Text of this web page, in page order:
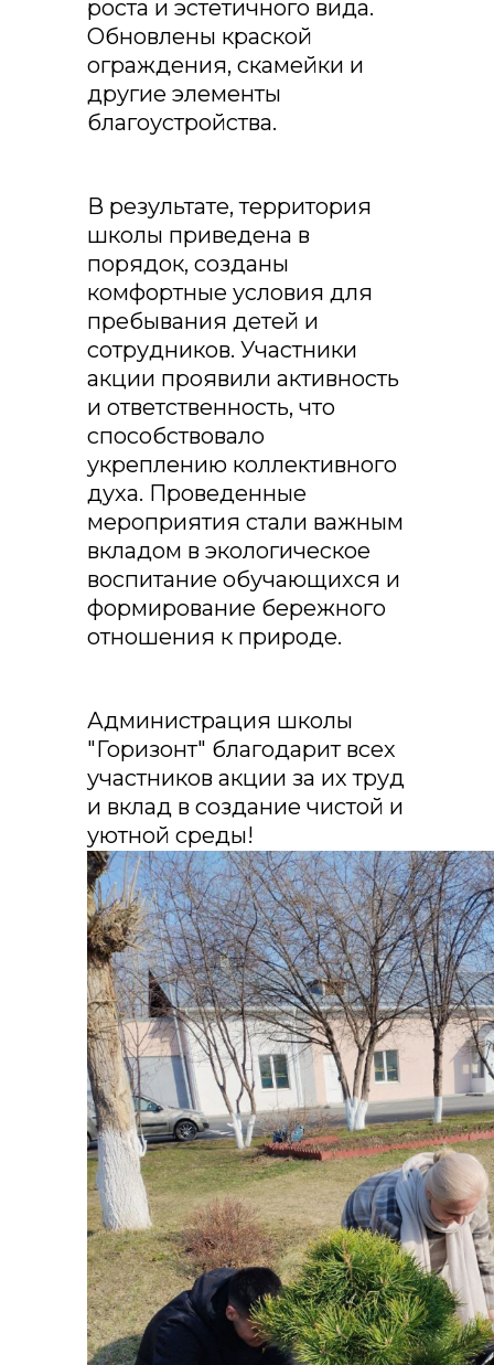
роста и эстетичного вида.
Обновлены краской
ограждения, скамейки и
другие элементы
благоустройства.
В результате, территория
школы приведена в
порядок, созданы
комфортные условия для
пребывания детей и
сотрудников. Участники
акции проявили активность
и ответственность, что
способствовало
укреплению коллективного
духа. Проведенные
мероприятия стали важным
вкладом в экологическое
воспитание обучающихся и
формирование бережного
отношения к природе.
Администрация школы
"Горизонт" благодарит всех
участников акции за их труд
и вклад в создание чистой и
уютной среды!